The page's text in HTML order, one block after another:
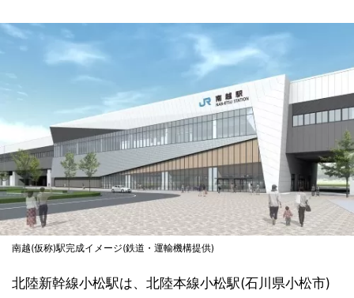
南越(仮称)駅完成イメージ(鉄道・運輸機構提供)
北陸新幹線小松駅は、北陸本線小松駅(石川県小松市)